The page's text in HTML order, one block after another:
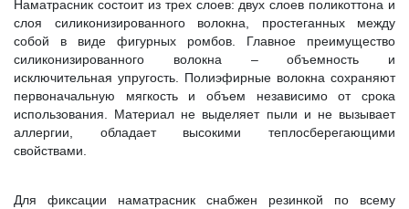
Наматрасник состоит из трех слоев: двух слоев поликоттона и
слоя силиконизированного волокна, простеганных между
собой в виде фигурных ромбов. Главное преимущество
силиконизированного волокна – объемность и
исключительная упругость. Полиэфирные волокна сохраняют
первоначальную мягкость и объем независимо от срока
использования. Материал не выделяет пыли и не вызывает
аллергии, обладает высокими теплосберегающими
свойствами.
Для фиксации наматрасник снабжен резинкой по всему